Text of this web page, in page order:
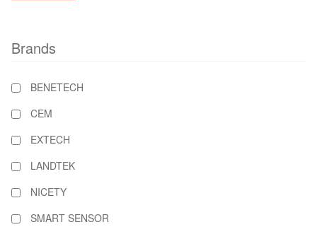
Brands
BENETECH
CEM
EXTECH
LANDTEK
NICETY
SMART SENSOR